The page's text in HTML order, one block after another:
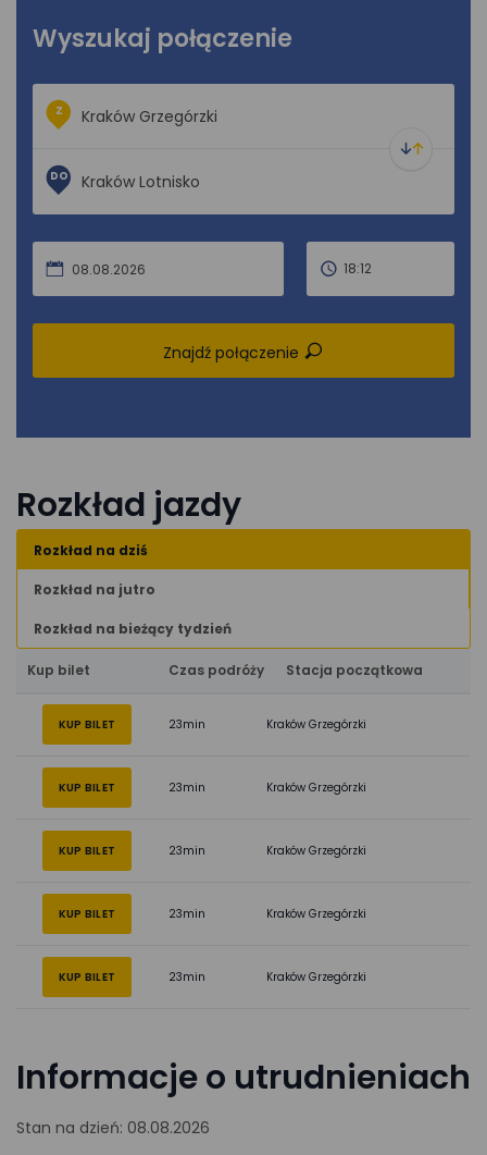
Wyszukaj połączenie
Z
DO
08.08.2026 18:12
Znajdź połączenie
Rozkład jazdy
Rozkład na dziś
Rozkład na jutro
Rozkład na bieżący tydzień
Kup bilet Czas podróży Stacja początkowa
KUP BILET 23min Kraków Grzegórzki
KUP BILET 23min Kraków Grzegórzki
KUP BILET 23min Kraków Grzegórzki
KUP BILET 23min Kraków Grzegórzki
KUP BILET 23min Kraków Grzegórzki
Informacje o utrudnieniach
Stan na dzień: 08.08.2026